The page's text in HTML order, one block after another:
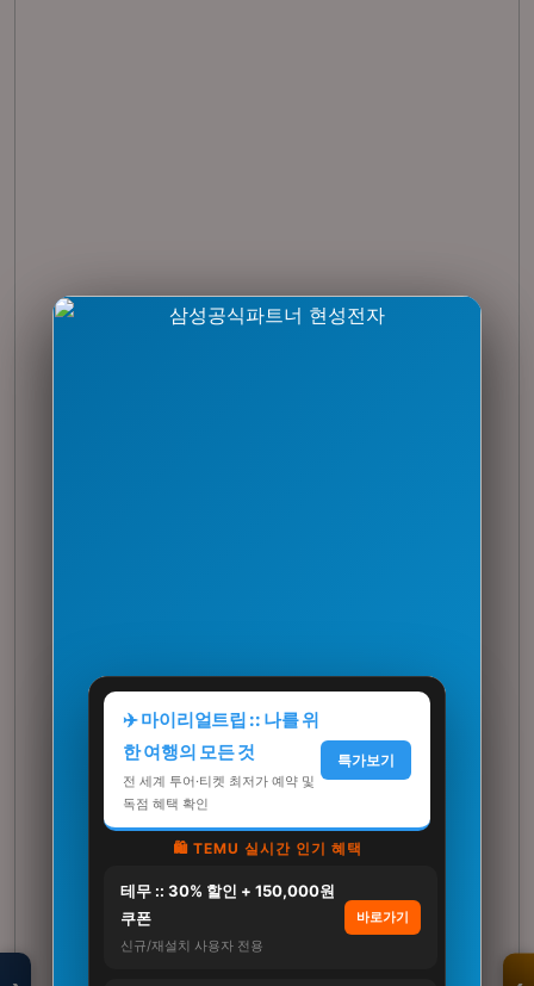
✈️ 마이리얼트립 :: 나를 위
한 여행의 모든 것
전 세계 투어·티켓 최저가 예약 및
독점 혜택 확인
특가보기
🛍️ TEMU 실시간 인기 혜택
테무 :: 30% 할인 + 150,000원
쿠폰
신규/재설치 사용자 전용
바로가기